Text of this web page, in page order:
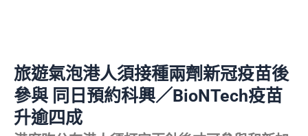
旅遊氣泡港人須接種兩劑新冠疫苗後
參與 同日預約科興／BioNTech疫苗
升逾四成